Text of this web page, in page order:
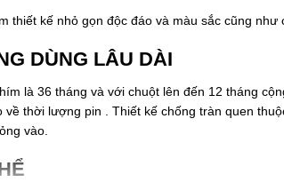
thiết kế nhỏ gọn độc đáo và màu sắc cũng như
DÙNG LÂU DÀI
là 36 tháng và với chuột lên đến 12 tháng
thời lượng pin . Thiết kế chống tràn quen
vào.